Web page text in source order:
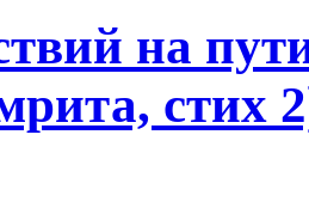
на
стих